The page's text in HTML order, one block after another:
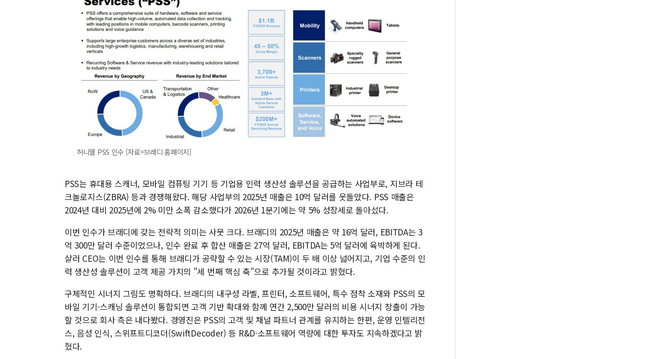
허니웰 PSS 인수 [자료=브래디 홈페이지]
PSS는 휴대용 스캐너, 모바일 컴퓨팅 기기 등 기업용 인력 생산성 솔루션을 공급하는 사업부로, 지브라 테
크놀로지스(ZBRA) 등과 경쟁해왔다. 해당 사업부의 2025년 매출은 10억 달러를 웃돌았다. PSS 매출은
2024년 대비 2025년에 2% 미만 소폭 감소했다가 2026년 1분기에는 약 5% 성장세로 돌아섰다.
이번 인수가 브래디에 갖는 전략적 의미는 사뭇 크다. 브래디의 2025년 매출은 약 16억 달러, EBITDA는 3
억 300만 달러 수준이었으나, 인수 완료 후 합산 매출은 27억 달러, EBITDA는 5억 달러에 육박하게 된다.
샬러 CEO는 이번 인수를 통해 브래디가 공략할 수 있는 시장(TAM)이 두 배 이상 넓어지고, 기업 수준의 인
력 생산성 솔루션이 고객 제공 가치의 "세 번째 핵심 축"으로 추가될 것이라고 밝혔다.
구체적인 시너지 그림도 명확하다. 브래디의 내구성 라벨, 프린터, 소프트웨어, 특수 점착 소재와 PSS의 모
바일 기기·스캐닝 솔루션이 통합되면 고객 기반 확대와 함께 연간 2,500만 달러의 비용 시너지 창출이 가능
할 것으로 회사 측은 내다봤다. 경영진은 PSS의 고객 및 채널 파트너 관계를 유지하는 한편, 운영 인텔리전
스, 음성 인식, 스위프트디코더(SwiftDecoder) 등 R&D·소프트웨어 역량에 대한 투자도 지속하겠다고 밝
혔다.